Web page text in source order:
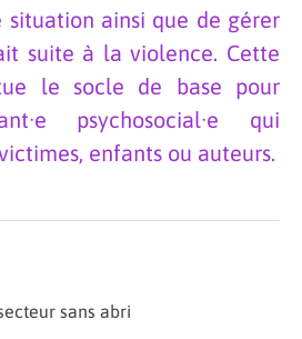
situation ainsi que de gérer
suite à la violence. Cette
le socle de base pour
psychosocial·e qui
enfants ou auteurs.
sans abri